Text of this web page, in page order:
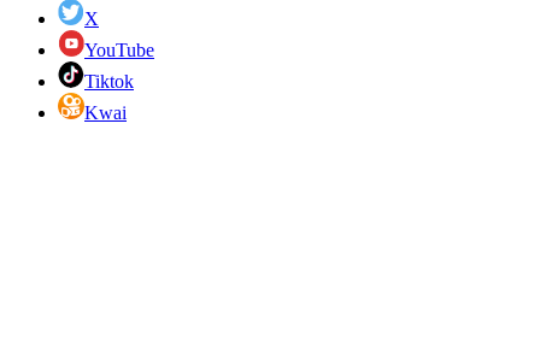
X
YouTube
Tiktok
Kwai